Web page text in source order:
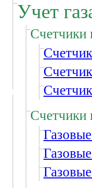
Учет
Счетчики
Счетчики